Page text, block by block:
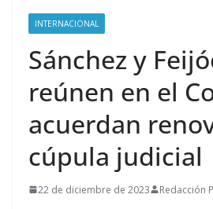
INTERNACIONAL
Sánchez y
reúnen en el
acuerdan
cúpula judicial
22 de diciembre de 2023 Redacción